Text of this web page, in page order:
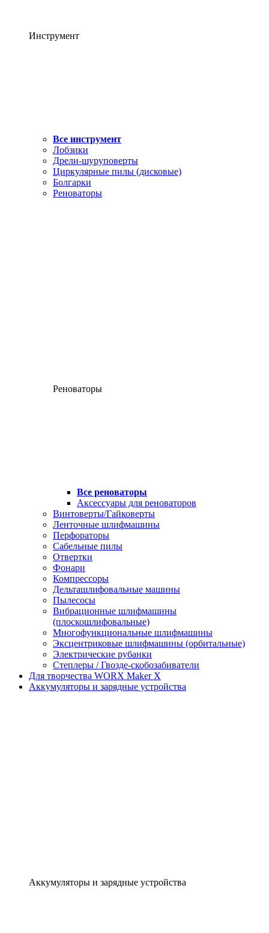
Инструмент
Все инструмент
Лобзики
Дрели-шуруповерты
Циркулярные пилы (дисковые)
Болгарки
Реноваторы
Реноваторы
Все реноваторы
Аксессуары для реноваторов
Винтоверты/Гайковерты
Ленточные шлифмашины
Перфораторы
Сабельные пилы
Отвертки
Фонари
Компрессоры
Дельташлифовальные машины
Пылесосы
Вибрационные шлифмашины
(плоскошлифовальные)
Многофункциональные шлифмашины
Эксцентриковые шлифмашины (орбитальные)
Электрические рубанки
Степлеры / Гвозде-скобозабиватели
Для творчества WORX Maker X
Аккумуляторы и зарядные устройства
Аккумуляторы и зарядные устройства